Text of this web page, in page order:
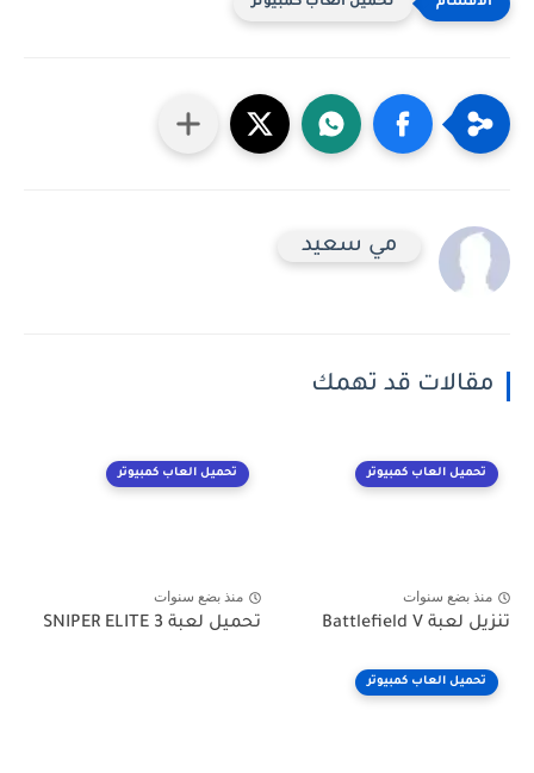
تحميل العاب كمبيوتر
مي سعيد
مقالات قد تهمك
تحميل العاب كمبيوتر
منذ بضع سنوات
تنزيل لعبة Battlefield V
تحميل العاب كمبيوتر
منذ بضع سنوات
تحميل لعبة SNIPER ELITE 3
تحميل العاب كمبيوتر